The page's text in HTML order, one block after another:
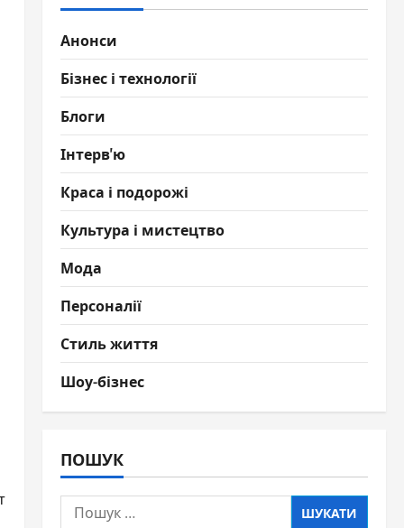
Анонси
Бізнес і технології
Блоги
Інтерв'ю
Краса і подорожі
Культура і мистецтво
Мода
Персоналії
Стиль життя
Шоу-бізнес
ПОШУК
Пошук: